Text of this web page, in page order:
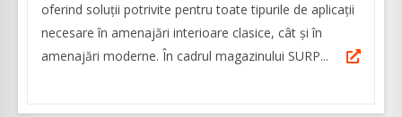
oferind soluții potrivite pentru toate tipurile de aplicații
necesare în amenajări interioare clasice, cât și în
amenajări moderne. În cadrul magazinului SURP...